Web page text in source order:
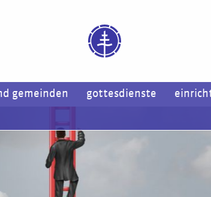
gemeinden gottesdienste